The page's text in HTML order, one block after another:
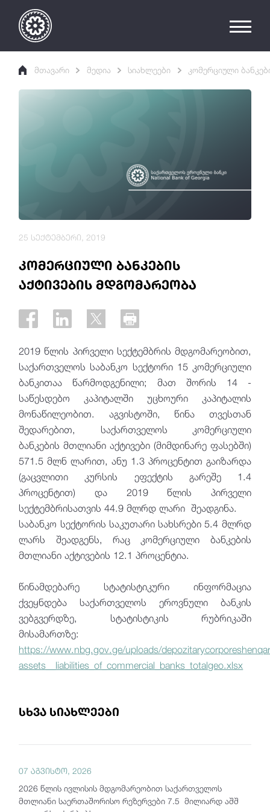
მთავარი მედია სიახლეები კომერციული
კომერციული ბანკების
აქტივების მდგომარეობა
25 სექტემბერი, 2019
2019 წლის პირველი სექტემბრის მდგომარეობით,
საქართველოს საბანკო სექტორი 15 კომერციული
ბანკითაა წარმოდგენილი; მათ შორის 14 -
საწესდებო კაპიტალში უცხოური კაპიტალის
მონაწილეობით. აგვისტოში, წინა თვესთან
შედარებით, საქართველოს კომერციული
ბანკების მთლიანი აქტივები (მიმდინარე ფასებში)
571.5 მლნ ლარით, ანუ 1.3 პროცენტით გაიზარდა
(გაცვლითი კურსის ეფექტის გარეშე 1.4
პროცენტით) და 2019 წლის პირველი
სექტემბრისათვის 44.9 მლრდ ლარი შეადგინა.
საბანკო სექტორის საკუთარი სახსრები 5.4 მლრდ
ლარს შეადგენს, რაც კომერციული ბანკების
მთლიანი აქტივების 12.1 პროცენტია.
წინამდებარე სტატისტიკური ინფორმაცია
ქვეყნდება საქართველოს ეროვნული ბანკის
ვებგვერდზე, სტატისტიკის რუბრიკაში
მისამართზე:
https://www.nbg.gov.ge/uploads/
assets__liabilities_of_commercial_banks_totalgeo.xlsx
სხვა სიახლეები
07 აგვისტო, 2026
2026 წლის ივლისის მდგომარეობით საქართველოს
მთლიანი საერთაშორისო რეზერვები 7.5 მილიარდ აშშ